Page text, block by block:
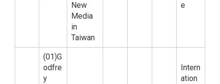
New
Media
in
Taiwan
e
(01)G
odfre
y
Intern
ation